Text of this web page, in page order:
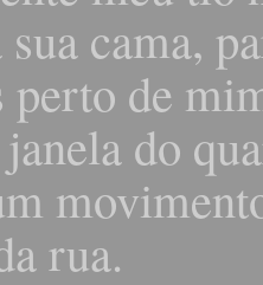
sua cama,
perto de
do
rua.